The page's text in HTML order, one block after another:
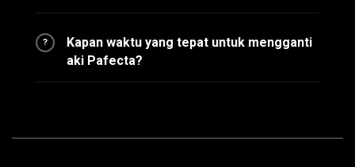
?
Kapan waktu yang tepat untuk mengganti
aki Pafecta?